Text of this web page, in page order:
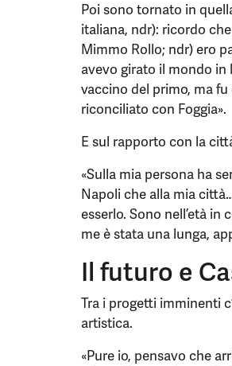
Poi sono tornato in
italiana, ndr): ricordo
Mimmo Rollo; ndr) ero
avevo girato il mondo in
vaccino del primo, ma
riconciliato con Foggia».
E sul rapporto con la
«Sulla mia persona ha
Napoli che alla mia
esserlo. Sono nell’età
me è stata una lunga,
Il futuro e
Tra i progetti imminenti
artistica.
«Pure io, pensavo che